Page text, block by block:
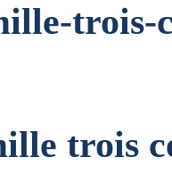
trois-